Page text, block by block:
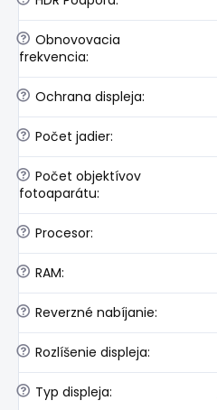
? Obnovovacia
frekvencia:
? Ochrana displeja:
? Počet jadier:
? Počet objektívov
fotoaparátu:
? Procesor:
? RAM:
? Reverzné nabíjanie:
? Rozlíšenie displeja:
? Typ displeja: